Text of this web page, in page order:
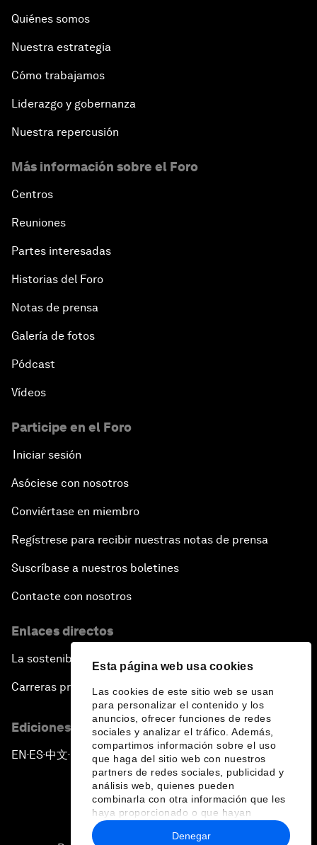
Esta página web usa cookies
Las cookies de este sitio web se usan
para personalizar el contenido y los
anuncios, ofrecer funciones de redes
sociales y analizar el tráfico. Además,
compartimos información sobre el uso
que haga del sitio web con nuestros
partners de redes sociales, publicidad y
análisis web, quienes pueden
combinarla con otra información que les
haya proporcionado o que hayan
recopilado a partir del uso que haya
hecho de sus servicios.
Denegar
Quiénes somos
Nuestra estrategia
Cómo trabajamos
Liderazgo y gobernanza
Nuestra repercusión
Más información sobre el Foro
Centros
Reuniones
Partes interesadas
Historias del Foro
Notas de prensa
Galería de fotos
Pódcast
Vídeos
Participe en el Foro
Iniciar sesión
Asóciese con nosotros
Conviértase en miembro
Regístrese para recibir nuestras notas de prensa
Suscríbase a nuestros boletines
Contacte con nosotros
Enlaces directos
La sostenibilidad en el Foro
Carreras profesionales
Ediciones en otros idiomas
EN ▪ES▪中文▪ 日本語